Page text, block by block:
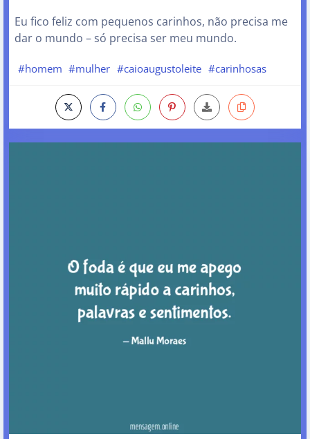
Eu fico feliz com pequenos carinhos, não precisa me
dar o mundo – só precisa ser meu mundo.
#homem #mulher #caioaugustoleite #carinhosas